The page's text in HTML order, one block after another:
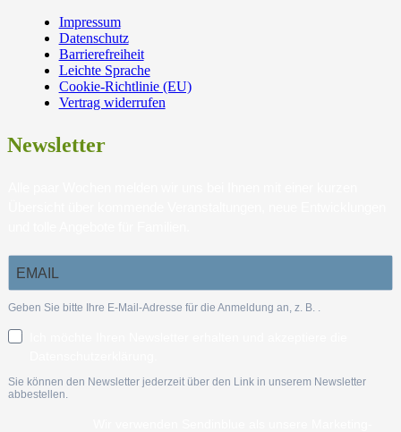
Impressum
Datenschutz
Barrierefreiheit
Leichte Sprache
Cookie-Richtlinie (EU)
Vertrag widerrufen
Newsletter
Geben Sie bitte Ihre E-Mail-Adresse für die Anmeldung an, z. B. .
Sie können den Newsletter jederzeit über den Link in unserem Newsletter
abbestellen.